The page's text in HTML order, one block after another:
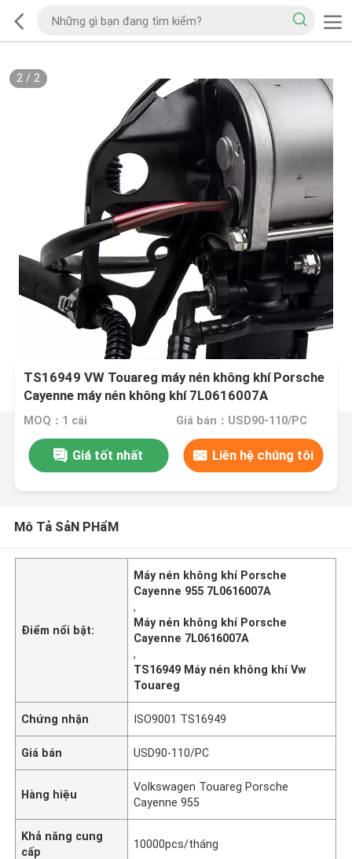
2/ 2
TS16949 VW Touareg máy nén không khí Porsche
Cayenne máy nén không khí 7L0616007A
MOQ：1 cái Giá bán：USD90-110/PC
Giá tốt nhất Liên hệ chúng tôi
Mô Tả SảN PHẩM
Điểm nổi bật:
Máy nén không khí Porsche
Cayenne 955 7L0616007A
,
Máy nén không khí Porsche
Cayenne 7L0616007A
,
TS16949 Máy nén không khí Vw
Touareg
Chứng nhận ISO9001 TS16949
Giá bán USD90-110/PC
Hàng hiệu
Volkswagen Touareg Porsche
Cayenne 955
Khả năng cung
cấp
10000pcs/tháng